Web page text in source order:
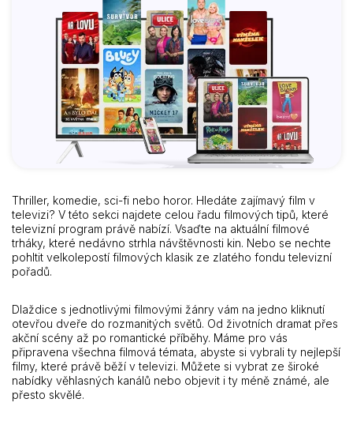
Thriller, komedie, sci-fi nebo horor. Hledáte zajímavý film v
televizi? V této sekci najdete celou řadu filmových tipů, které
televizní program právě nabízí. Vsaďte na aktuální filmové
trháky, které nedávno strhla návštěvnosti kin. Nebo se nechte
pohltit velkolepostí filmových klasik ze zlatého fondu televizní
pořadů.
Dlaždice s jednotlivými filmovými žánry vám na jedno kliknutí
otevřou dveře do rozmanitých světů. Od životních dramat přes
akční scény až po romantické příběhy. Máme pro vás
připravena všechna filmová témata, abyste si vybrali ty nejlepší
filmy, které právě běží v televizi. Můžete si vybrat ze široké
nabídky věhlasných kanálů nebo objevit i ty méně známé, ale
přesto skvělé.